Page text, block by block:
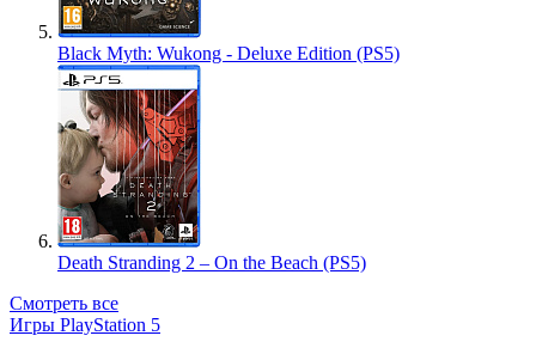
Black Myth: Wukong - Deluxe Edition (PS5)
Death Stranding 2 – On the Beach (PS5)
Смотреть все
Игры PlayStation 5